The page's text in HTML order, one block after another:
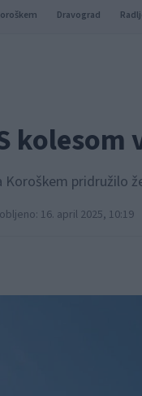
Dravograd
kolesom
Koroškem pridružilo
16. april 2025, 10:19